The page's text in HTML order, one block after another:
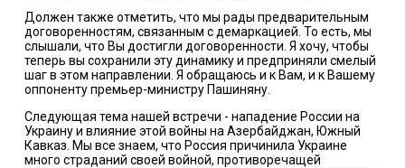
Должен также отметить, что мы рады предварительным
договоренностям, связанным с демаркацией. То есть, мы
слышали, что Вы достигли договоренности. Я хочу, чтобы
теперь вы сохранили эту динамику и предприняли смелый
шаг в этом направлении. Я обращаюсь и к Вам, и к Вашему
оппоненту премьер-министру Пашиняну.
Следующая тема нашей встречи - нападение России на
Украину и влияние этой войны на Азербайджан, Южный
Кавказ. Мы все знаем, что Россия причинила Украине
много страданий своей войной, противоречащей